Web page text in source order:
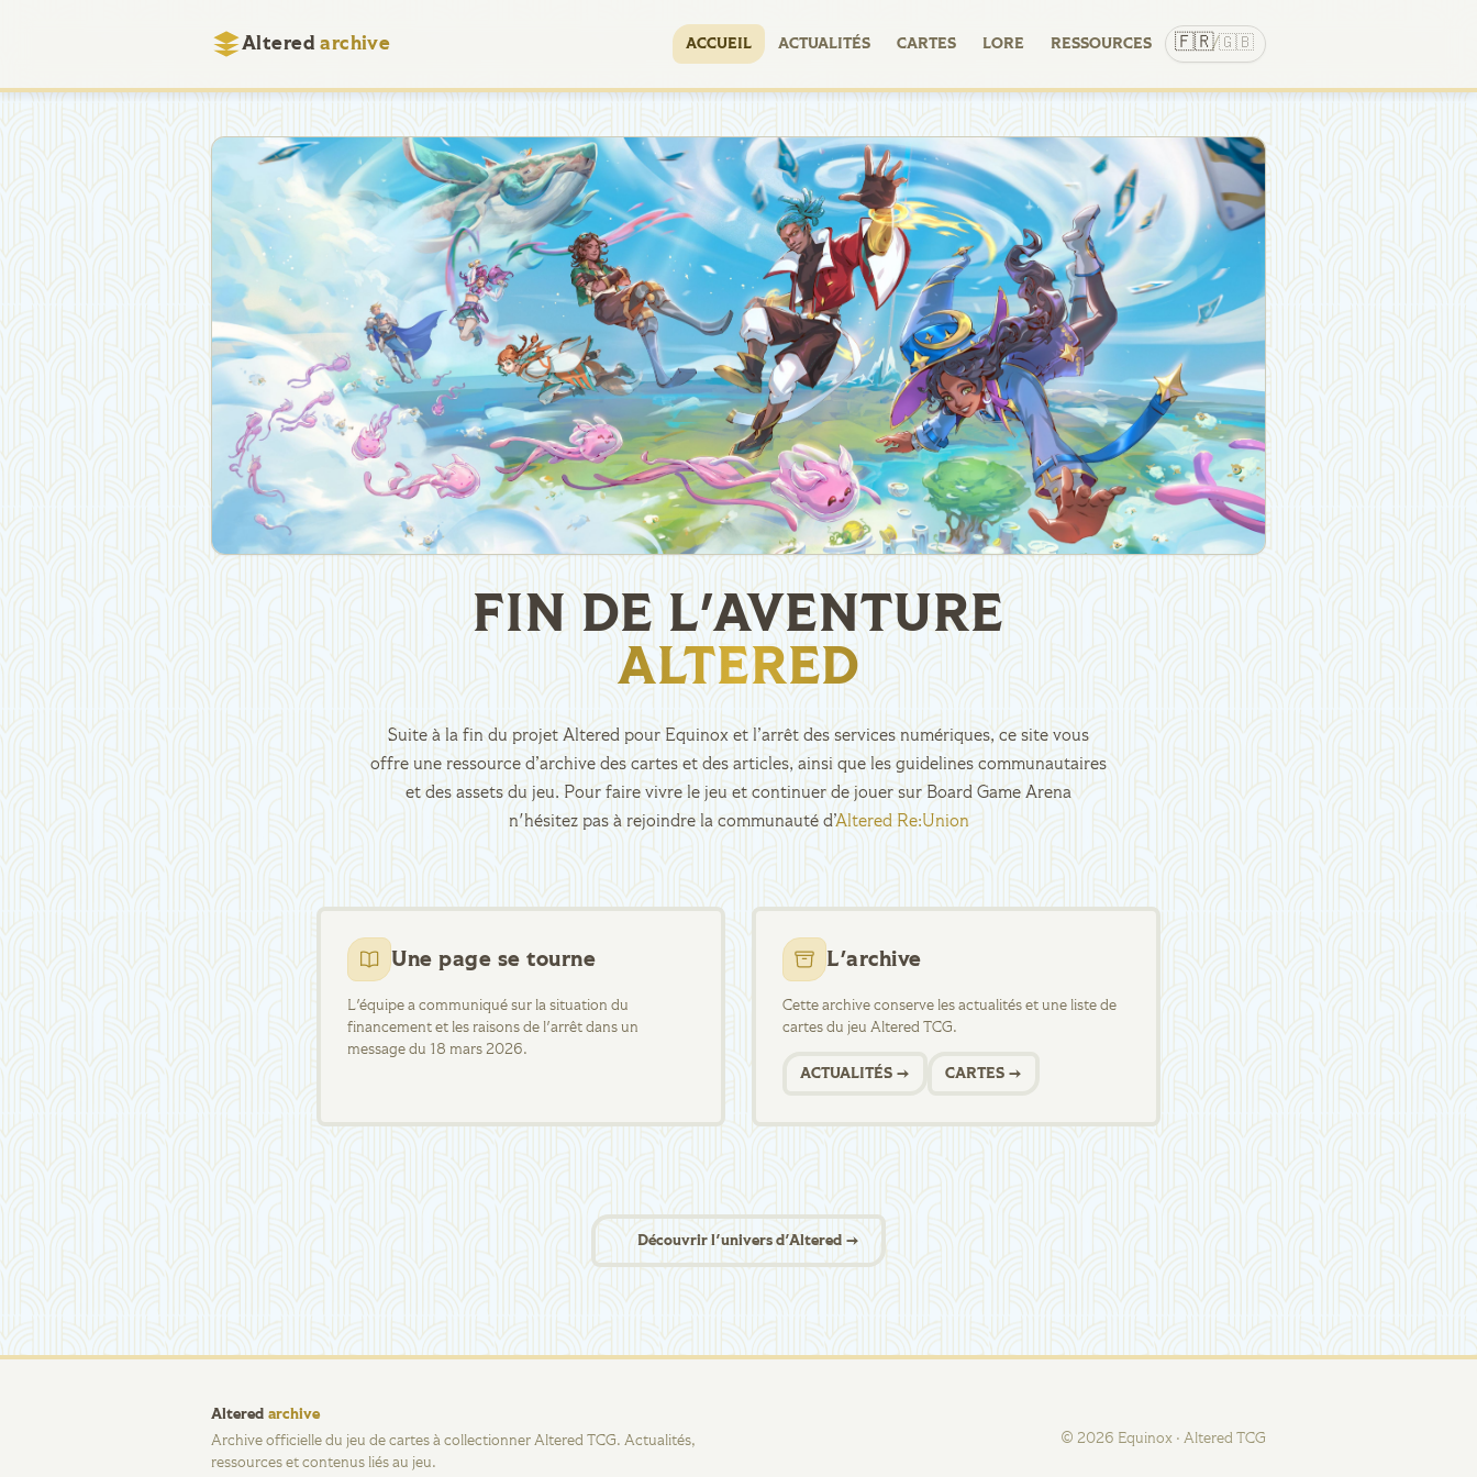
Altered archive ACCUEIL ACTUALITÉS CARTES LORE RESSOURCES 🇫🇷/🇬🇧
FIN DE L'AVENTURE
ALTERED
Suite à la fin du projet Altered pour Equinox et l’arrêt des services numériques, ce site vous
offre une ressource d’archive des cartes et des articles, ainsi que les guidelines communautaires
et des assets du jeu. Pour faire vivre le jeu et continuer de jouer sur Board Game Arena
n'hésitez pas à rejoindre la communauté d’Altered Re:Union
Une page se tourne
L'équipe a communiqué sur la situation du
financement et les raisons de l'arrêt dans un
message du 18 mars 2026.
L'archive
Cette archive conserve les actualités et une liste de
cartes du jeu Altered TCG.
ACTUALITÉS → CARTES →
Découvrir l'univers d'Altered →
Altered archive
Archive officielle du jeu de cartes à collectionner Altered TCG. Actualités,
ressources et contenus liés au jeu.
© 2026 Equinox · Altered TCG